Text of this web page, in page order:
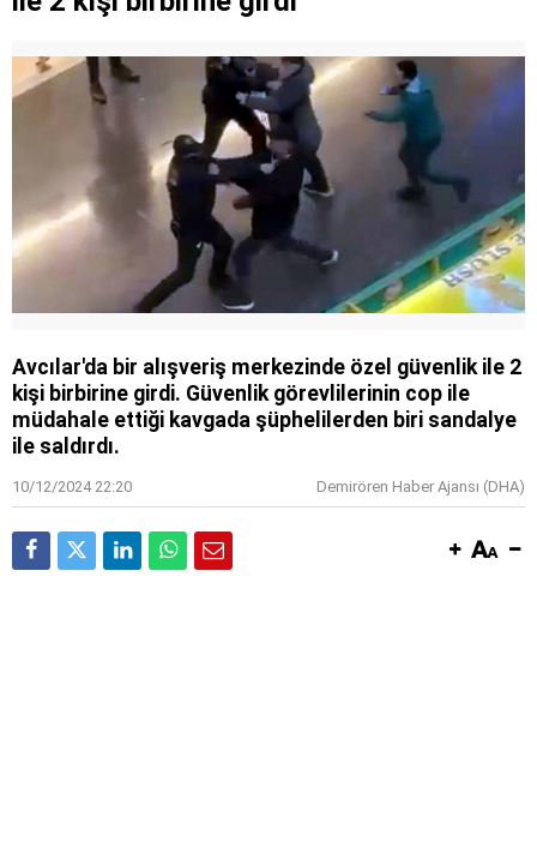
Avcılar'da bir alışveriş merkezinde özel güvenlik ile 2
kişi birbirine girdi. Güvenlik görevlilerinin cop ile
müdahale ettiği kavgada şüphelilerden biri sandalye
ile saldırdı.
10/12/2024 22:20 Demirören Haber Ajansı (DHA)